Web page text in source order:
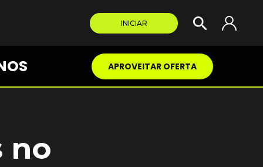
INICIAR
APROVEITAR OFERTA
no